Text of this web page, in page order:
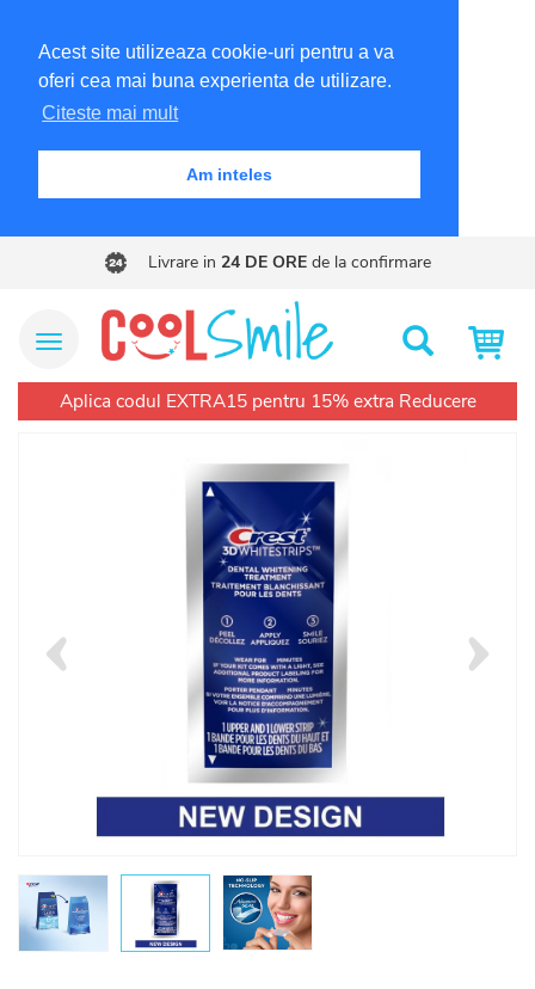
Acest site utilizeaza cookie-uri pentru a va
oferi cea mai buna experienta de utilizare.
Citeste mai mult
Am inteles
Livrare in 24 DE OREde la confirmare
Meniu Site Cautare
Aplica codul EXTRA15 pentru 15% extra Reducere